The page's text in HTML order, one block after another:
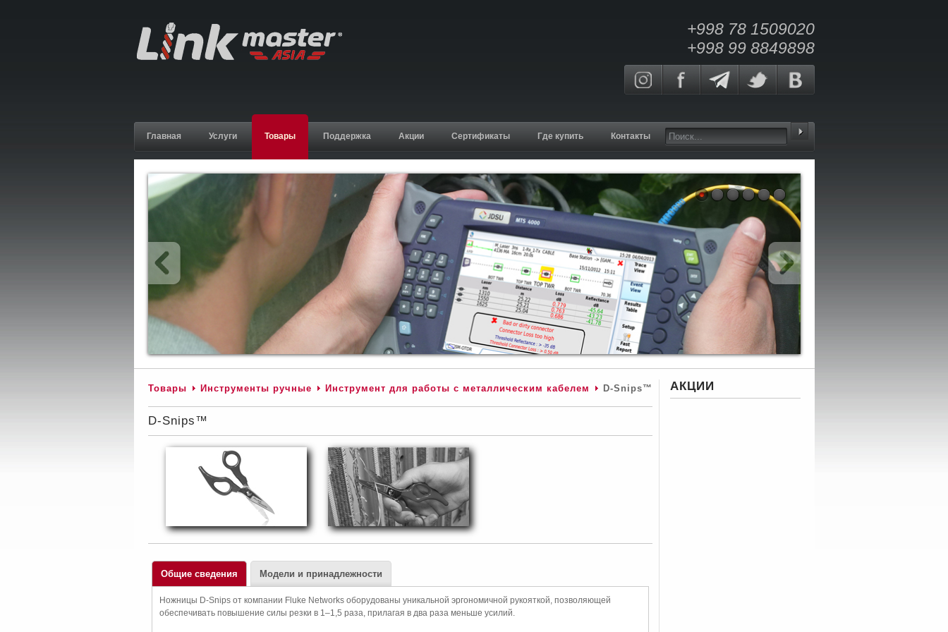
+998 78 1509020
+998 99 8849898
Главная Услуги Товары Поддержка Акции Сертификаты Где купить Контакты
Товары Инструменты ручные Инструмент для работы с металлическим кабелем D-Snips™
D-Snips™
Общие сведения
Ножницы D-Snips от компании Fluke Networks оборудованы уникальной эргономичной рукояткой, позволяющей
обеспечивать повышение силы резки в 1–1,5 раза, прилагая в два раза меньше усилий.
Модели и принадлежности
АКЦИИ